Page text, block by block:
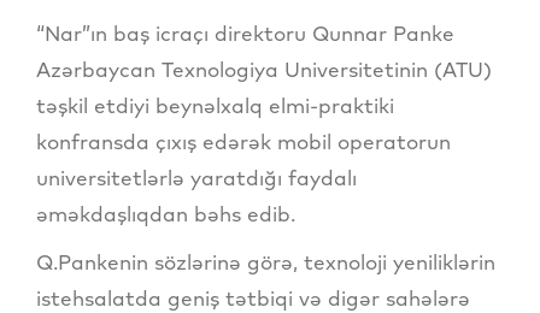
“Nar”ın baş icraçı direktoru Qunnar Panke
Azərbaycan Texnologiya Universitetinin (ATU)
təşkil etdiyi beynəlxalq elmi-praktiki
konfransda çıxış edərək mobil operatorun
universitetlərlə yaratdığı faydalı
əməkdaşlıqdan bəhs edib.
Q.Pankenin sözlərinə görə, texnoloji yeniliklərin
istehsalatda geniş tətbiqi və digər sahələrə